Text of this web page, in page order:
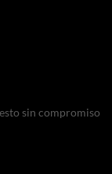
sin compromiso